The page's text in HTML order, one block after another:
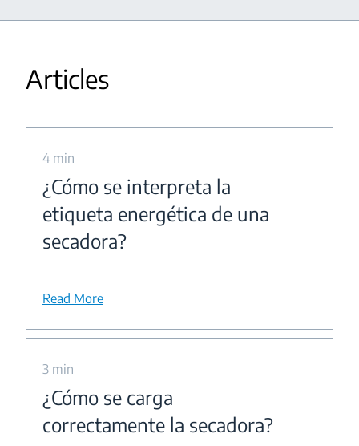
Articles
4 min
¿Cómo se interpreta la
etiqueta energética de una
secadora?
Read More
3 min
¿Cómo se carga
correctamente la secadora?